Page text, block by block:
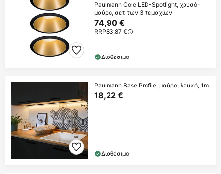
Paulmann Cole LED-Spotlight, χρυσό-
μαύρο, σετ των 3 τεμαχίων
74,90 €
RRP83,87 €
Διαθέσιμο
Paulmann Base Profile, μαύρο, λευκό, 1m
18,22 €
Διαθέσιμο